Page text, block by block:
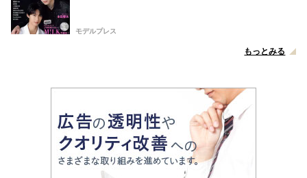
モデルプレス
もっとみる